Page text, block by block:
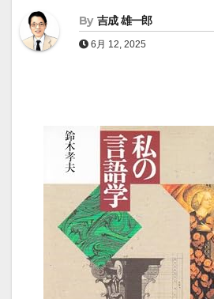
By 吉成 雄一郎
6月 12, 2025